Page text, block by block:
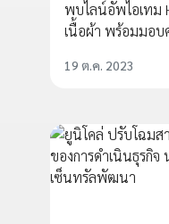
พบไลน์อัพไอเทม
เนื้อผ้า พร้อมมอ
19 ต.ค. 2023